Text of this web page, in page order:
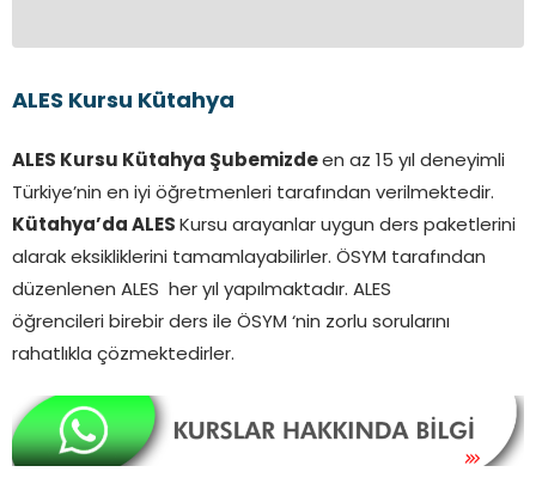
ALES Kursu Kütahya
ALES Kursu Kütahya Şubemizde en az 15 yıl deneyimli
Türkiye’nin en iyi öğretmenleri tarafından verilmektedir.
Kütahya’da ALES Kursu arayanlar uygun ders paketlerini
alarak eksikliklerini tamamlayabilirler. ÖSYM tarafından
düzenlenen ALES her yıl yapılmaktadır. ALES
öğrencileri birebir ders ile ÖSYM ‘nin zorlu sorularını
rahatlıkla çözmektedirler.